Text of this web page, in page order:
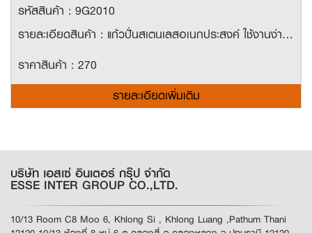
รหัสสินค้า : 9G2010
รายละเอียดสินค้า : แก้วปั่นสเตนเลสอเนกประสงค์ ใช้งานง่าย เพียงใช้ถ่าน AA 2 ก้อนในการเพิ่มพลังงาน มีหูจับ ขนาดพอดีมือ พกพาสะดวก ขนาด 380ml.
ราคาสินค้า : 270
รายละเอียดเพิ่มเติม
บริษัท เอสเซ่ อินเตอร์ กรุ๊ป จำกัด
ESSE INTER GROUP CO.,LTD.
10/13 Room C8 Moo 6, Khlong Si , Khlong Luang ,Pathum Thani